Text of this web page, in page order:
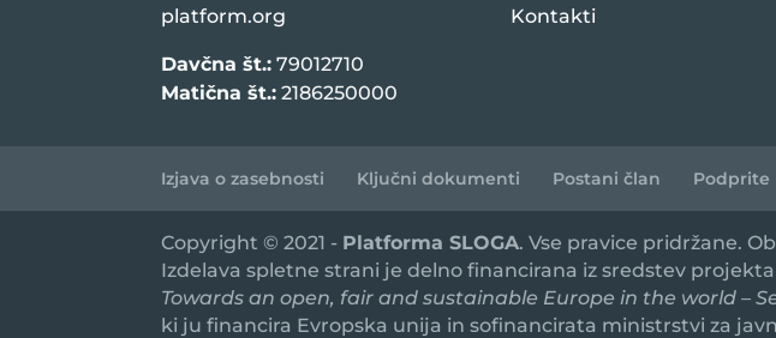
platform.org
Davčna št.: 79012710
Matična št.: 2186250000
Kontakti
Izjava o zasebnosti Ključni dokumenti Postani član Podprite
Copyright © 2021 - Platforma SLOGA. Vse pravice pridržane.
Izdelava spletne strani je delno financirana iz sredstev projekta
Towards an open, fair and sustainable Europe in the world –
ki ju financira Evropska unija in sofinancirata ministrstvi za